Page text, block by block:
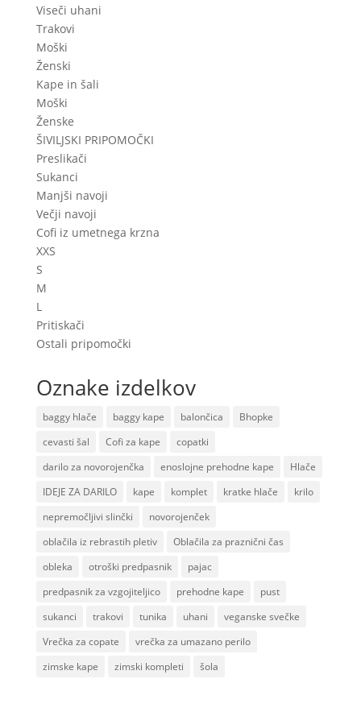
Viseči uhani
Trakovi
Moški
Ženski
Kape in šali
Moški
Ženske
ŠIVILJSKI PRIPOMOČKI
Preslikači
Sukanci
Manjši navoji
Večji navoji
Cofi iz umetnega krzna
XXS
S
M
L
Pritiskači
Ostali pripomočki
Oznake izdelkov
baggy hlače baggy kape balončica
Bhopke
cevasti šal
Cofi za kape
copatki
darilo za novorojenčka
enoslojne prehodne kape
Hlače
IDEJE ZA DARILO
kape komplet kratke hlače
krilo
nepremočljivi slinčki
novorojenček
oblačila iz rebrastih pletiv
Oblačila za praznični čas
obleka
otroški predpasnik
pajac
predpasnik za vzgojiteljico
prehodne kape
pust
sukanci
trakovi tunika uhani
veganske svečke
Vrečka za copate
vrečka za umazano perilo
zimske kape
zimski kompleti šola